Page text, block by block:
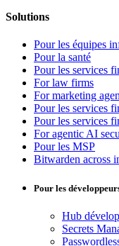
Solutions
Pour les équipes
Pour la santé
Pour les services
For law firms
For marketing
Pour les services
Pour les services
For agentic AI
Pour les MSP
Bitwarden across
Pour les
Hub
Secrets